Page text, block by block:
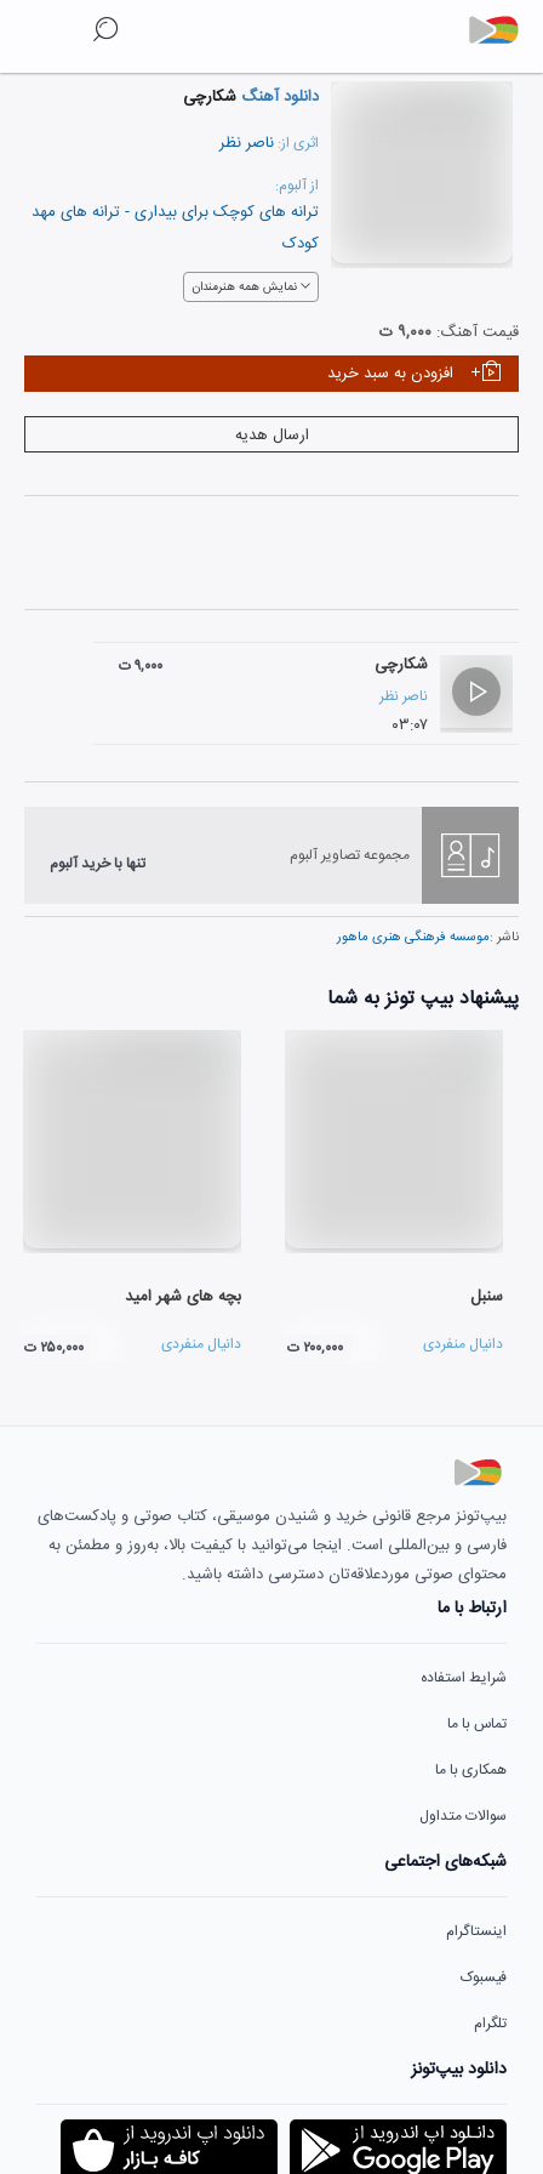
دانلود آهنگ شکارچی
اثری از: ناصر نظر
از آلبوم:
ترانه های کوچک برای بیداری - ترانه های مهد
کودک
نمایش همه هنرمندان
قیمت آهنگ: ۹,۰۰۰ ت
افزودن به سبد خرید
ارسال هدیه
شکارچی
ناصر نظر
۰۳:۰۷
۹,۰۰۰ ت
مجموعه تصاویر آلبوم تنها با خرید آلبوم
ناشر :موسسه فرهنگی هنری ماهور
پیشنهاد بیپ تونز به شما
سنبل
دانیال منفردی ۲۰۰,۰۰۰ ت
بچه های شهر امید
دانیال منفردی ۲۵۰,۰۰۰ ت
بیپ‌تونز مرجع قانونی خرید و شنیدن موسیقی، کتاب صوتی و پادکست‌های
فارسی و بین‌المللی است. اینجا می‌توانید با کیفیت بالا، به‌روز و مطمئن به
محتوای صوتی موردعلاقه‌تان دسترسی داشته باشید.
ارتباط با ما
شرایط استفاده
تماس با ما
همکاری با ما
سوالات متداول
شبکه‌های اجتماعی
اینستاگرام
فیسبوک
تلگرام
دانلود بیپ‌تونز